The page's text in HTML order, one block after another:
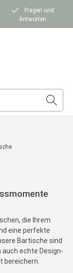
Fragen und
Antworten
die Ihrem
eine perfekte
Bartische sind
echte Design-
bereichern.